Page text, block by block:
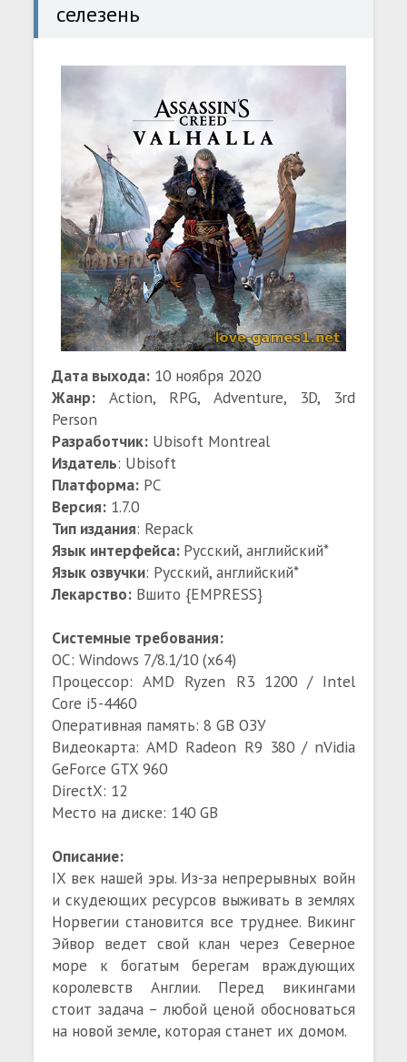
селезень
Дата выхода: 10 ноября 2020
Жанр: Action, RPG, Adventure, 3D, 3rd
Person
Разработчик: Ubisoft Montreal
Издатель: Ubisoft
Платформа: PC
Версия: 1.7.0
Тип издания: Repack
Язык интерфейса: Русский, aнглийский*
Язык озвучки: Русский, aнглийский*
Лекарство: Вшито {EMPRESS}
Системные требования:
ОС: Windows 7/8.1/10 (x64)
Процессор: AMD Ryzen R3 1200 / Intel
Core i5-4460
Оперативная память: 8 GB ОЗУ
Видеокарта: AMD Radeon R9 380 / nVidia
GeForce GTX 960
DirectX: 12
Место на диске: 140 GB
Описание:
IX век нашей эры. Из-за непрерывных войн
и скудеющих ресурсов выживать в землях
Норвегии становится все труднее. Викинг
Эйвор ведет свой клан через Северное
море к богатым берегам враждующих
королевств Англии. Перед викингами
стоит задача – любой ценой обосноваться
на новой земле, которая станет их домом.